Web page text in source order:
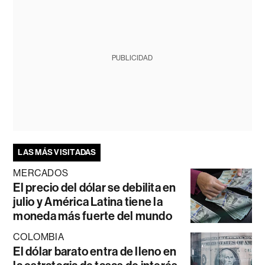
PUBLICIDAD
LAS MÁS VISITADAS
MERCADOS
El precio del dólar se debilita en
julio y América Latina tiene la
moneda más fuerte del mundo
COLOMBIA
El dólar barato entra de lleno en